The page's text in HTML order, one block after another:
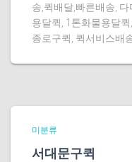
송,퀵배달,빠른배송,
용달퀵, 1톤화물용달
종로구퀵, 퀵서비스배
미분류
서대문구퀵